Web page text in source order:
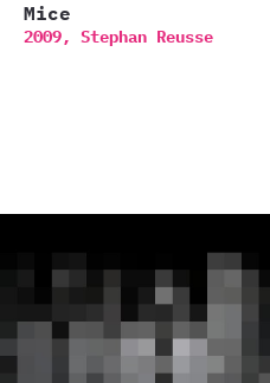
Mice
2009, Stephan Reusse